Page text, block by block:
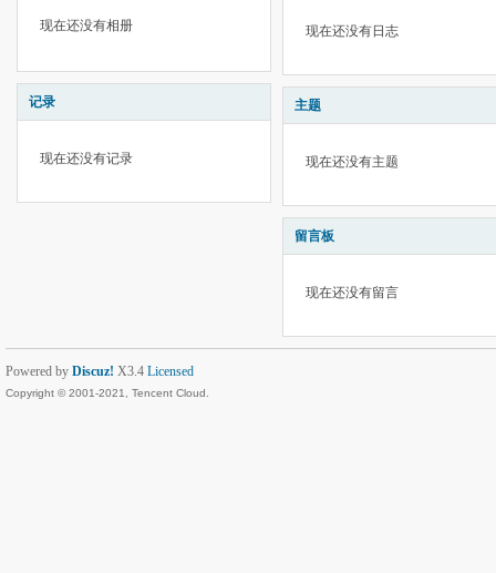
现在还没有相册
记录
现在还没有记录
现在还没有日志
主题
现在还没有主题
留言板
现在还没有留言
Powered by Discuz! X3.4 Licensed
Copyright © 2001-2021, Tencent Cloud.